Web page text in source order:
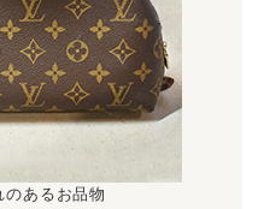
のあるお品物